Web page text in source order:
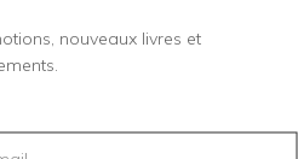
nouveaux livres et